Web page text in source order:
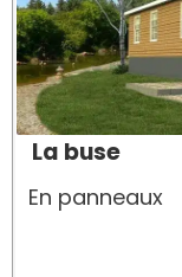
La buse
En panneaux